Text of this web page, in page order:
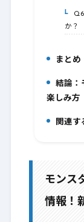
5-6.
か？
まとめ
7.結論：
楽しみ方
8.関連す
モンス
情報！